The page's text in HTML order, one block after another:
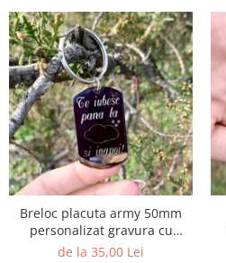
Breloc placuta army 50mm
personalizat gravura cu
mesaj- Te iubesc pana la nori!
de la 35,00 Lei